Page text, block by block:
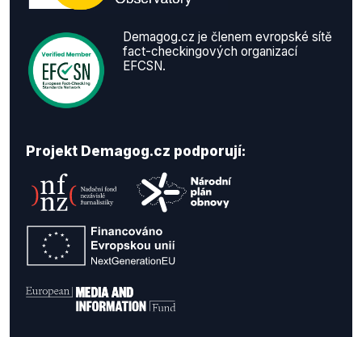
Demagog.cz je členem evropské sítě
fact-checkingových organizací
EFCSN.
Projekt Demagog.cz podporují: